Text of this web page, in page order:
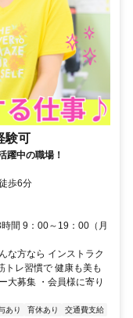
験可
躍中の職場！
歩6分
間 9：00～19：00（月
な方なら インストラク
トレ習慣で 健康も美も
大募集 ・会員様に寄り
あり 育休あり
交通費支給